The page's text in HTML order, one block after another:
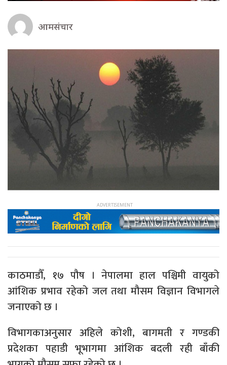
आमसंचार
काठमाडौँ, १७ पौष । नेपालमा हाल पश्चिमी वायुको
आंशिक प्रभाव रहेको जल तथा मौसम विज्ञान विभागले
जनाएको छ ।
विभागकाअनुसार अहिले कोशी, बागमती र गण्डकी
प्रदेशका पहाडी भूभागमा आंशिक बदली रही बाँकी